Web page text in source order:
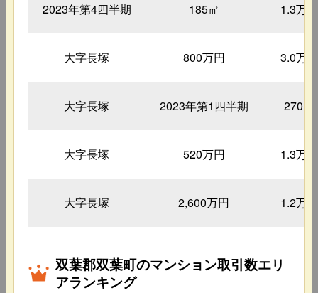
2023年第4四半期 185㎡ 1.3万円
大字長塚 800万円 3.0万円
大字長塚 2023年第1四半期 270㎡
大字長塚 520万円 1.3万円
大字長塚 2,600万円 1.2万円
双葉郡双葉町のマンション取引数エリ
アランキング